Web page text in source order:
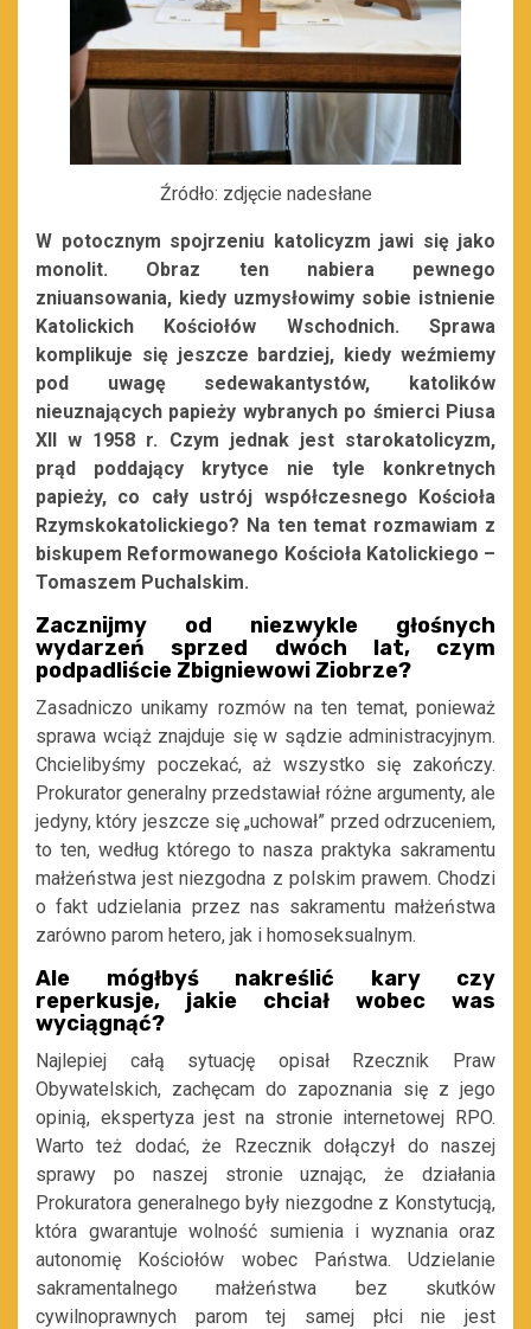
Źródło: zdjęcie nadesłane
W potocznym spojrzeniu katolicyzm jawi się jako
monolit. Obraz ten nabiera pewnego
zniuansowania, kiedy uzmysłowimy sobie istnienie
Katolickich Kościołów Wschodnich. Sprawa
komplikuje się jeszcze bardziej, kiedy weźmiemy
pod uwagę sedewakantystów, katolików
nieuznających papieży wybranych po śmierci Piusa
XII w 1958 r. Czym jednak jest starokatolicyzm,
prąd poddający krytyce nie tyle konkretnych
papieży, co cały ustrój współczesnego Kościoła
Rzymskokatolickiego? Na ten temat rozmawiam z
biskupem Reformowanego Kościoła Katolickiego –
Tomaszem Puchalskim.
Zacznijmy od niezwykle głośnych
wydarzeń sprzed dwóch lat, czym
podpadliście Zbigniewowi Ziobrze?
Zasadniczo unikamy rozmów na ten temat, ponieważ
sprawa wciąż znajduje się w sądzie administracyjnym.
Chcielibyśmy poczekać, aż wszystko się zakończy.
Prokurator generalny przedstawiał różne argumenty, ale
jedyny, który jeszcze się „uchował” przed odrzuceniem,
to ten, według którego to nasza praktyka sakramentu
małżeństwa jest niezgodna z polskim prawem. Chodzi
o fakt udzielania przez nas sakramentu małżeństwa
zarówno parom hetero, jak i homoseksualnym.
Ale mógłbyś nakreślić kary czy
reperkusje, jakie chciał wobec was
wyciągnąć?
Najlepiej całą sytuację opisał Rzecznik Praw
Obywatelskich, zachęcam do zapoznania się z jego
opinią, ekspertyza jest na stronie internetowej RPO.
Warto też dodać, że Rzecznik dołączył do naszej
sprawy po naszej stronie uznając, że działania
Prokuratora generalnego były niezgodne z Konstytucją,
która gwarantuje wolność sumienia i wyznania oraz
autonomię Kościołów wobec Państwa. Udzielanie
sakramentalnego małżeństwa bez skutków
cywilnoprawnych parom tej samej płci nie jest